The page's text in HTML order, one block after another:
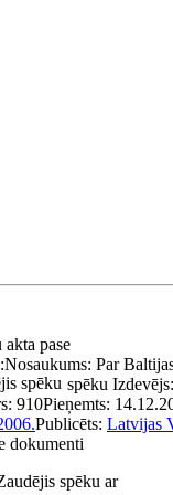
akta pase
Nosaukums: Par
spēku spēku Izdevējs:
910Pieņemts:
Publicēts: Latvijas
dokumenti
spēku ar